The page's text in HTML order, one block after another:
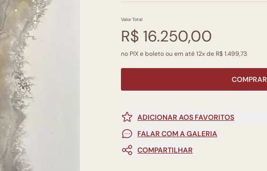
Valor Total
R$ 16.250,00
no PIX e boleto ou em até 12x de R$ 1.499,73
COMPRAR
ADICIONAR AOS FAVORITOS
FALAR COM A GALERIA
COMPARTILHAR